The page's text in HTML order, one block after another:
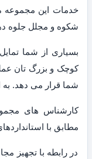
خدمات این مجموعه
شکوه و مجلل جلوه
بسیاری از شما
کوچک و بزرگ تان
شما قرار می دهد.
کارشناس های
مطابق با
در رابطه با